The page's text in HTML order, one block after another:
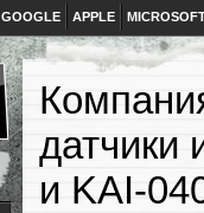
GOOGLE APPLE
датчики
и KAI-